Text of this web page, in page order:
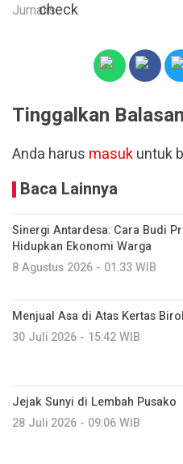
Jurnalis
Tinggalkan Balasan
Anda harus masukuntuk
Baca Lainnya
Sinergi Antardesa: Cara Budi
Hidupkan Ekonomi Warga
8 Agustus 2026 - 01:33 WIB
Menjual Asa di Atas Kertas
30 Juli 2026 - 15:42 WIB
Jejak Sunyi di Lembah Pusako
28 Juli 2026 - 09:06 WIB